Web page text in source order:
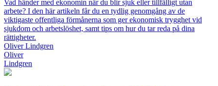
Vad händer med ekonomin när du blir sjuk eller tillfälligt utan
arbete? I den här artikeln får du en tydlig genomgång av de
viktigaste offentliga förmånerna som ger ekonomisk trygghet vid
sjukdom och arbetslöshet, samt tips om hur du tar reda på dina
rättigheter.
Oliver Lindgren
Oliver
Lindgren